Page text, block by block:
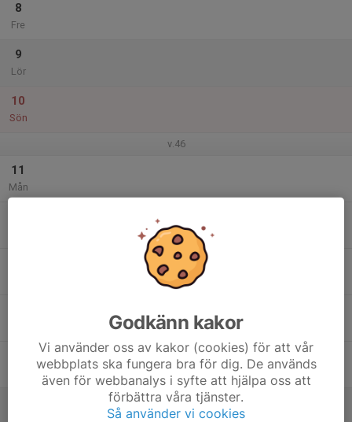
8
Fre
9
Lör
10
Sön
v.46
11
Mån
Godkänn kakor
Vi använder oss av kakor (cookies) för att vår
webbplats ska fungera bra för dig. De används
även för webbanalys i syfte att hjälpa oss att
förbättra våra tjänster.
Så använder vi cookies